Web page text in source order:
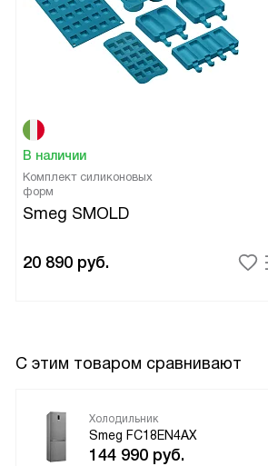
В наличии
Комплект силиконовых
форм
Smeg SMOLD
20 890 руб.
С этим товаром сравнивают
Холодильник
Smeg FC18EN4AX
144 990 руб.